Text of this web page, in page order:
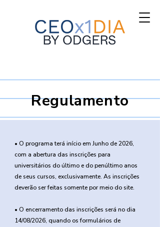
Regulamento
• O programa terá início em Junho de 2026,
com a abertura das inscrições para
universitários do último e do penúltimo anos
de seus cursos, exclusivamente. As inscrições
deverão ser feitas somente por meio do site.
• O encerramento das inscrições será no dia
14/08/2026, quando os formulários de